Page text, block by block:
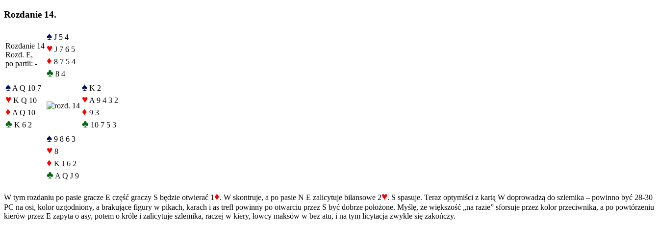
Rozdanie 14.
Rozdanie 14
Rozd. E,
po partii: -
♠ J 5 4
♥ J 7 6 5
♦ 8 7 5 4
♣ 8 4
♠ A Q 10 7
♥ K Q 10
♦ A Q 10
♣ K 6 2
♠ K 2
♥ A 9 4 3 2
♦ 9 3
♣ 10 7 5 3
♠ 9 8 6 3
♥ 8
♦ K J 6 2
♣ A Q J 9
W tym rozdaniu po pasie gracze E część graczy S będzie otwierać 1♦. W skontruje, a po pasie N E zalicytuje bilansowe 2♥. S spasuje. Teraz optymiści z kartą W doprowadzą do szlemika – powinno być 28-30
PC na osi, kolor uzgodniony, a brakujące figury w pikach, karach i as trefl powinny po otwarciu przez S być dobrze położone. Myślę, że większość „na razie” sforsuje przez kolor przeciwnika, a po powtórzeniu
kierów przez E zapyta o asy, potem o króle i zalicytuje szlemika, raczej w kiery, łowcy maksów w bez atu, i na tym licytacja zwykle się zakończy.